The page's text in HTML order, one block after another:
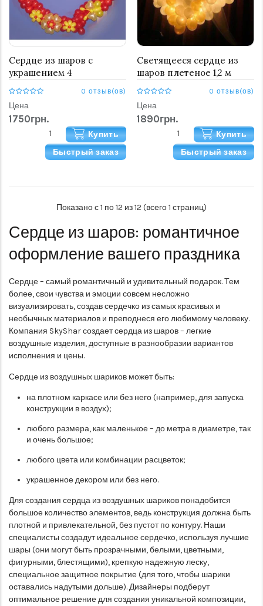
Сердце из шаров c
украшением 4
0 отзыв(ов)
Цена
1750грн.
Купить
Быстрый заказ
Светящееся сердце из
шаров плетеное 1,2 м
0 отзыв(ов)
Цена
1890грн.
Купить
Быстрый заказ
Показано с 1 по 12 из 12 (всего 1 страниц)
Сердце из шаров: романтичное
оформление вашего праздника
Сердце – самый романтичный и удивительный подарок. Тем
более, свои чувства и эмоции совсем несложно
визуализировать, создав сердечко из самых красивых и
необычных материалов и преподнеся его любимому человеку.
Компания SkyShar создает сердца из шаров – легкие
воздушные изделия, доступные в разнообразии вариантов
исполнения и цены.
Сердце из воздушных шариков может быть:
на плотном каркасе или без него (например, для запуска
конструкции в воздух);
любого размера, как маленькое – до метра в диаметре, так
и очень большое;
любого цвета или комбинации расцветок;
украшенное декором или без него.
Для создания сердца из воздушных шариков понадобится
большое количество элементов, ведь конструкция должна быть
плотной и привлекательной, без пустот по контуру. Наши
специалисты создадут идеальное сердечко, используя лучшие
шары (они могут быть прозрачными, белыми, цветными,
фигурными, блестящими), крепкую надежную леску,
специальное защитное покрытие (для того, чтобы шарики
оставались надутыми дольше). Дизайнеры подберут
оптимальное решение для создания уникальной композиции,